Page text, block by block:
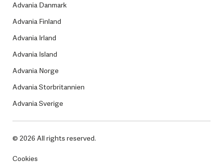
Advania Danmark
Advania Finland
Advania Irland
Advania Island
Advania Norge
Advania Storbritannien
Advania Sverige
© 2026 All rights reserved.
Cookies